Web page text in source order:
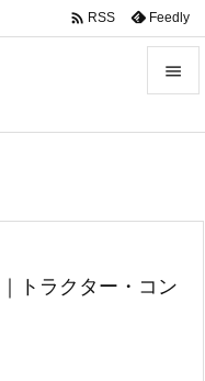



 RSS Feedly
トラクター・コン